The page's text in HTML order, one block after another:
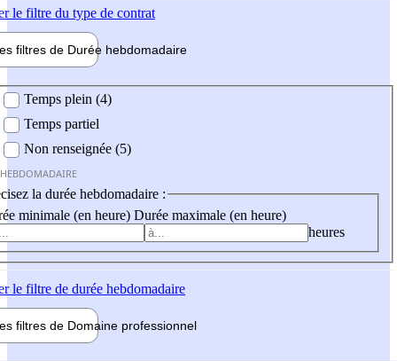
le filtre du type de contrat
filtres de Durée hebdomadaire
Temps plein (4)
Temps partiel
Non renseignée (5)
la durée hebdomadaire :
minimale (en heure) Durée maximale (en heure)
heures
le filtre de durée hebdomadaire
filtres de Domaine professionnel